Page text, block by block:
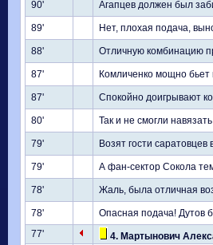
90' Агапцев должен был
89' Нет, плохая подача,
88' Отличную комбинацию
87' Комличенко мощно
87' Спокойно доигрывают
80' Так и не смогли
79' Возят гости
79' А фан-сектор Сокола
78' Жаль, была отличная
78'
Опасная подача! Дутов
77'
4. Мартынович